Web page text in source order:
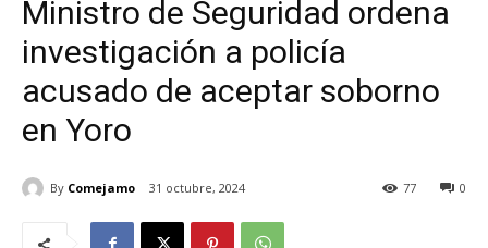
Ministro de Seguridad ordena
investigación a policía
acusado de aceptar soborno
en Yoro
By Comejamo 31 octubre, 2024 0
77